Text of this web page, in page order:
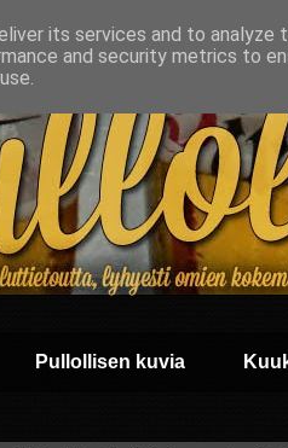
Pullollisen kuvia
its services and to analyze
and security metrics to